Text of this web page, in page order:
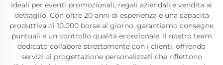
ideali per eventi promozionali, regali aziendali e vendita al
dettaglio. Con oltre 20 anni di esperienza e una capacità
produttiva di 10.000 borse al giorno, garantiamo consegne
puntuali e un controllo qualità eccezionale. Il nostro team
dedicato collabora strettamente con i clienti, offrendo
servizi di progettazione personalizzati che riflettono